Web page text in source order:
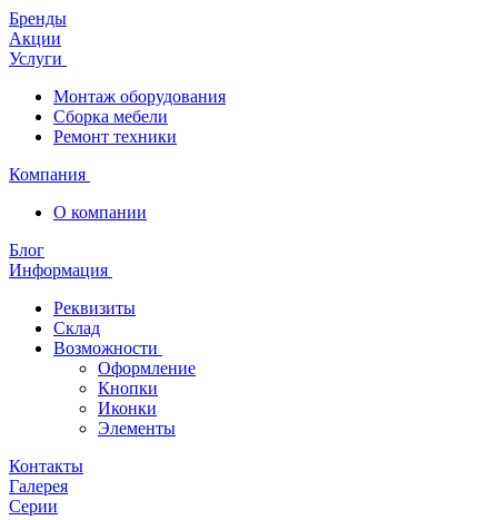
Бренды
Акции
Услуги
Монтаж оборудования
Сборка мебели
Ремонт техники
Компания
О компании
Блог
Информация
Реквизиты
Склад
Возможности
Оформление
Кнопки
Иконки
Элементы
Контакты
Галерея
Cерии